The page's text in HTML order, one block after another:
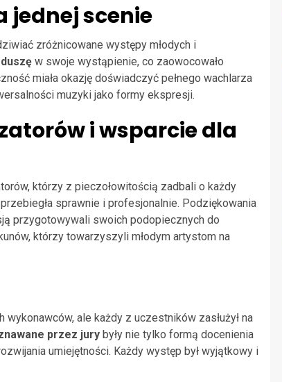
jednej scenie
zróżnicowane występy młodych i
w swoje wystąpienie, co zaowocowało
miała okazję doświadczyć pełnego wachlarza
muzyki jako formy ekspresji.
i wsparcie dla
którzy z pieczołowitością zadbali o każdy
sprawnie i profesjonalnie. Podziękowania
przygotowywali swoich podopiecznych do
którzy towarzyszyli młodym artystom na
ale każdy z uczestników zasłużył na
przez jury były nie tylko formą docenienia
umiejętności. Każdy występ był wyjątkowy i